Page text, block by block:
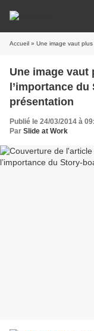
Accueil » Une image vaut plus
Une image vaut
l’importance
présentation
Publié le 24/03/2014 à
Par Slide at Work